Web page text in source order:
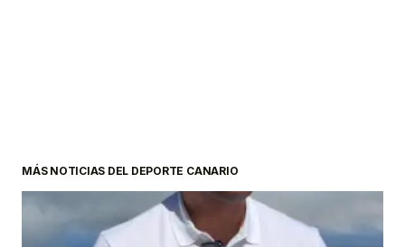
MÁS NOTICIAS DEL DEPORTE CANARIO